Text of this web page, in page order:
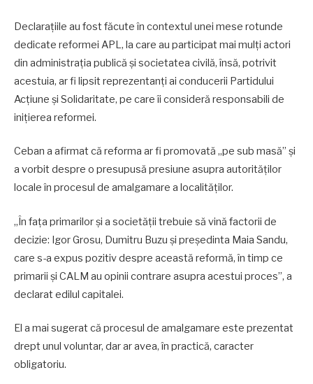
Declarațiile au fost făcute în contextul unei mese rotunde
dedicate reformei APL, la care au participat mai mulți actori
din administrația publică și societatea civilă, însă, potrivit
acestuia, ar fi lipsit reprezentanți ai conducerii Partidului
Acțiune și Solidaritate, pe care îi consideră responsabili de
inițierea reformei.
Ceban a afirmat că reforma ar fi promovată „pe sub masă” și
a vorbit despre o presupusă presiune asupra autorităților
locale în procesul de amalgamare a localităților.
„În fața primarilor și a societății trebuie să vină factorii de
decizie: Igor Grosu, Dumitru Buzu și președinta Maia Sandu,
care s-a expus pozitiv despre această reformă, în timp ce
primarii și CALM au opinii contrare asupra acestui proces”, a
declarat edilul capitalei.
El a mai sugerat că procesul de amalgamare este prezentat
drept unul voluntar, dar ar avea, în practică, caracter
obligatoriu.